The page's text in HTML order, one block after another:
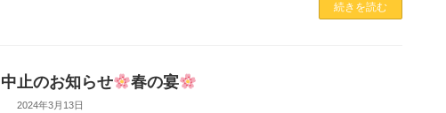
続きを読む
中止のお知らせ 春の宴
2024年3月13日